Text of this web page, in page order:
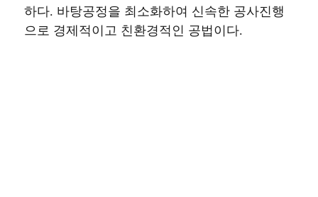
하다. 바탕공정을 최소화하여 신속한 공사진행
으로 경제적이고 친환경적인 공법이다.